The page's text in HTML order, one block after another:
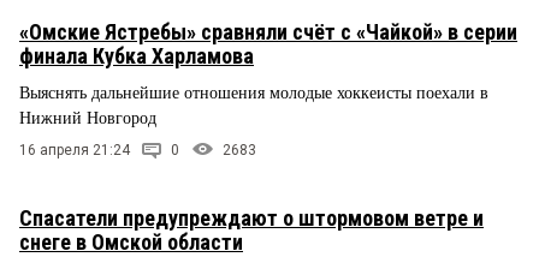
СТИЛЬ ЖИЗНИ
«Омские Ястребы» сравняли счёт с «Чайкой» в серии
финала Кубка Харламова
Выяснять дальнейшие отношения молодые хоккеисты поехали в
Нижний Новгород
16 апреля 21:24 0 2683
Спасатели предупреждают о штормовом ветре и
снеге в Омской области